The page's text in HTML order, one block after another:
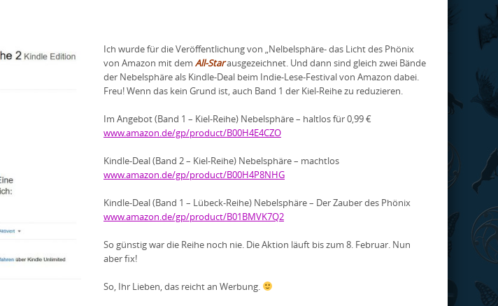
Ich wurde für die Veröffentlichung von „Nelbelsphäre- das Licht des Phönix
von Amazon mit dem All-Starausgezeichnet. Und dann sind gleich zwei Bände
der Nebelsphäre als Kindle-Deal beim Indie-Lese-Festival von Amazon dabei.
Freu! Wenn das kein Grund ist, auch Band 1 der Kiel-Reihe zu reduzieren.
Im Angebot (Band 1 – Kiel-Reihe) Nebelsphäre – haltlos für 0,99 €
www.amazon.de/gp/product/B00H4E4CZO
Kindle-Deal (Band 2 – Kiel-Reihe) Nebelsphäre – machtlos
www.amazon.de/gp/product/B00H4P8NHG
Kindle-Deal (Band 1 – Lübeck-Reihe) Nebelsphäre – Der Zauber des Phönix
www.amazon.de/gp/product/B01BMVK7Q2
So günstig war die Reihe noch nie. Die Aktion läuft bis zum 8. Februar. Nun
aber fix!
So, Ihr Lieben, das reicht an Werbung.